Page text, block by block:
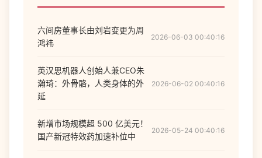
六间房董事长由刘岩变更为周
鸿祎
2026-06-03 00:40:16
英汉思机器人创始人兼CEO朱
瀚琦：外骨骼，人类身体的外
延
2026-06-02 00:40:16
新增市场规模超 500 亿美元！
国产新冠特效药加速补位中
2026-05-24 00:40:16